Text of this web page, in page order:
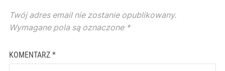
Twój adres email nie zostanie opublikowany.
Wymagane pola są oznaczone *
KOMENTARZ *